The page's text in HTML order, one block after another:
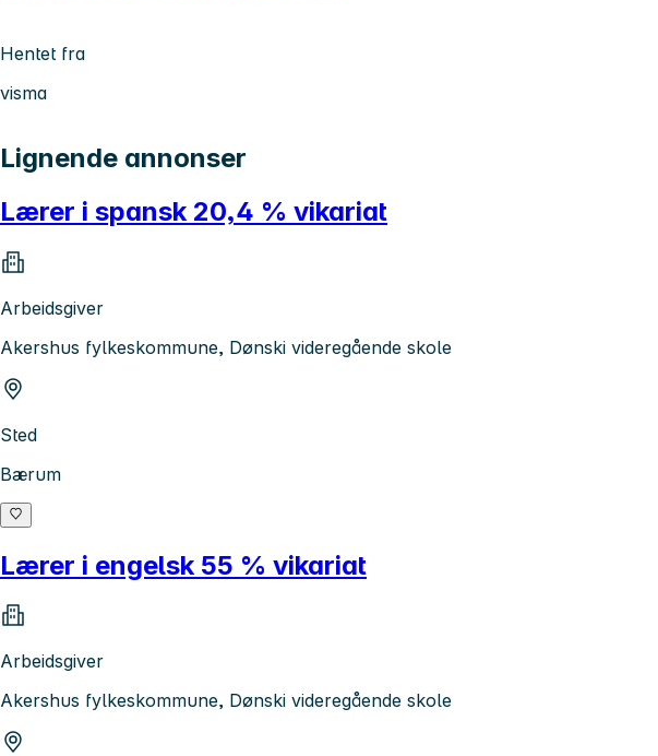
Hentet fra
visma
Lignende annonser
Lærer i spansk 20,4 % vikariat
Arbeidsgiver
Akershus fylkeskommune, Dønski videregående skole
Sted
Bærum
Lærer i engelsk 55 % vikariat
Arbeidsgiver
Akershus fylkeskommune, Dønski videregående skole